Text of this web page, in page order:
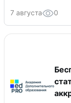
7 августа 0